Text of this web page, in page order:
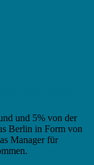
und 5% von der
Berlin in Form von
Manager für